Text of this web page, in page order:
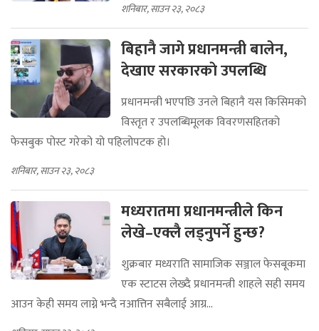
शनिबार, साउन २३, २०८३
बिहानै जागे प्रधानमन्त्री बालेन,
देखाए सरकारकाे उपलब्धि
प्रधानमन्त्री भएपछि उनले बिहानै यस किसिमको
विस्तृत र उपलब्धिमूलक विवरणसहितको
फेसबुक पोस्ट गरेको यो पहिलोपटक हो।
शनिबार, साउन २३, २०८३
मध्यरातमा प्रधानमन्त्रीले किन
लेखे–एक्लै लड्नुपर्ने हुन्छ?
शुक्रबार मध्यराति सामाजिक सञ्जाल फेसबूकमा
एक स्टाटस लेख्दै प्रधानमन्त्री शाहले सही समय
आउन केही समय लाग्ने भन्दै नआत्तिन सबैलाई आग्र...